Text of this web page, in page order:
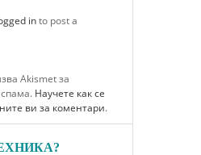
into post a
Akismet за
Научете как се
ви за коментари.